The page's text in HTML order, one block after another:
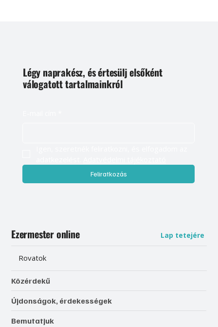
Légy naprakész, és értesülj elsőként
válogatott tartalmainkról
Feliratkozás
Ezermester online Lap tetejére
Rovatok
Közérdekű
Újdonságok, érdekességek
Bemutatjuk